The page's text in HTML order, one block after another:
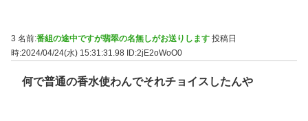
3 名前:番組の途中ですが翡翠の名無しがお送りします 投稿日
時:2024/04/24(水) 15:31:31.98 ID:2jE2oWoO0
何で普通の香水使わんでそれチョイスしたんや